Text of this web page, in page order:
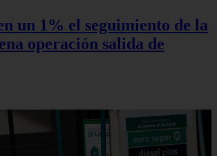
un 1% el seguimiento de la
operación salida de